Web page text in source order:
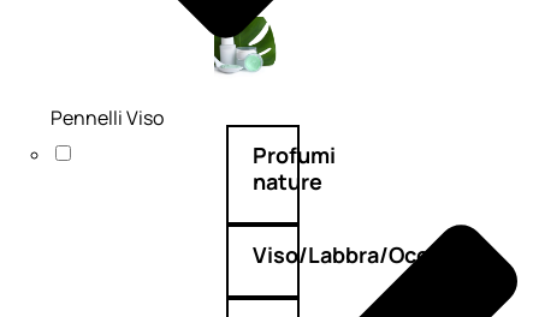
Profumi
nature
Viso/Labbra/Occhi
Pennelli Viso